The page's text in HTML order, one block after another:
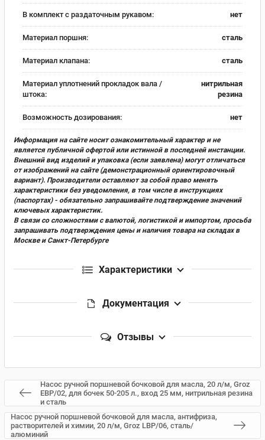
В комплект с раздаточным рукавом: нет
Материал поршня: сталь
Материал клапана: сталь
Материал уплотнений прокладок вала /
штока:
нитрильная
резина
Возможность дозирования: нет
Информация на сайте носит ознакомительный характер и не
является публичной офертой или истинной в последней инстанции.
Внешний вид изделий и упаковка (если заявлена) могут отличаться
от изображений на сайте (демонстрационный ориентировочный
вариант). Производители оставляют за собой право менять
характеристики без уведомления, в том числе в инструкциях
(паспортах) - обязательно запрашивайте подтверждение значений
ключевых характеристик.
В связи со сложностями с валютой, логистикой и импортом, просьба
запрашивать подтверждения цены и наличия товара на складах в
Москве и Санкт-Петербурге
Характеристики
Документация
Отзывы
Насос ручной поршневой бочковой для масла, 20 л/м, Groz
EBP/02, для бочек 50-205 л., вход 25 мм, нитрильная резина
и сталь
Насос ручной поршневой бочковой для масла, антифриза,
растворителей и химии, 20 л/м, Groz LBP/06, сталь/
алюминий